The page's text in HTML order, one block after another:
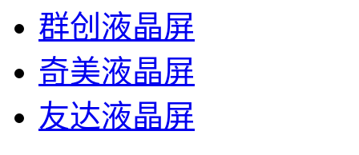
群创液晶屏
奇美液晶屏
友达液晶屏